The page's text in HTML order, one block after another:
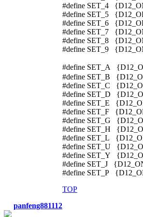
#define SET_4
#define SET_5
#define SET_6
#define SET_7
#define SET_8
#define SET_9
#define SET_A
#define SET_B
#define SET_C
#define SET_D
#define SET_E
#define SET_F
#define SET_G
#define SET_H
#define SET_L
#define SET_U
#define SET_Y
#define SET_J
#define SET_P
TOP
panfeng881112